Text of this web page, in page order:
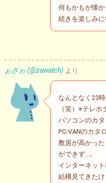
何もかもが懐か
続きを楽しみに
ぉざゎ (@zawatch) より
なんとなく23
（笑）※テレホ
パソコンのカタ
PC-VANのカタ
敷居が高かっ
ができず…。
インターネッ
結構見てきたけ